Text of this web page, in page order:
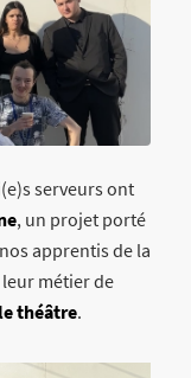
serveurs ont
, un projet porté
apprentis de la
métier de
théâtre.